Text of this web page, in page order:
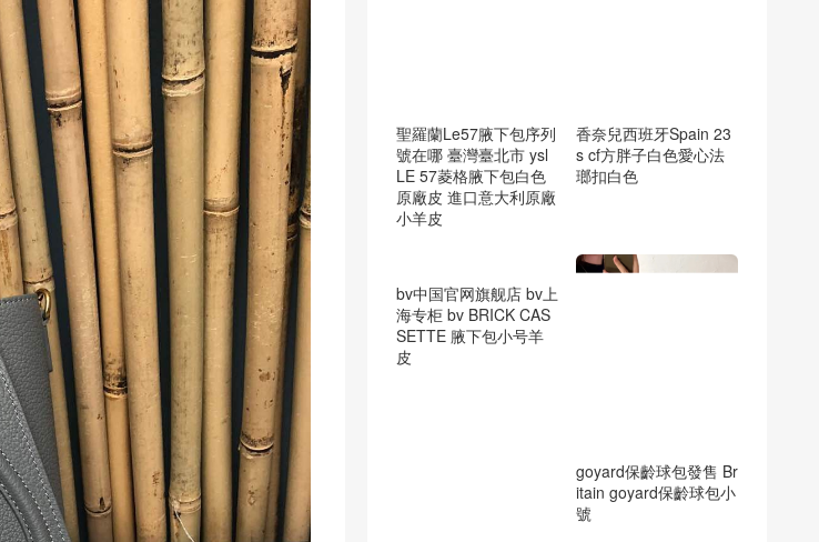
聖羅蘭Le57腋下包序列
號在哪 臺灣臺北市 ysl
LE 57菱格腋下包白色
原廠皮 進口意大利原廠
小羊皮
香奈兒西班牙Spain 23
s cf方胖子白色愛心法
瑯扣白色
goyard保齡球包發售 Br
itain goyard保齡球包小
號